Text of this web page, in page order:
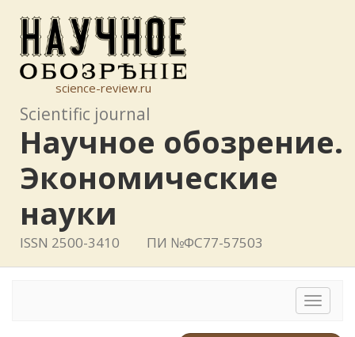
science-review.ru
Scientific journal
Научное обозрение.
Экономические
науки
ISSN 2500-3410 ПИ №ФС77-57503
Toggle